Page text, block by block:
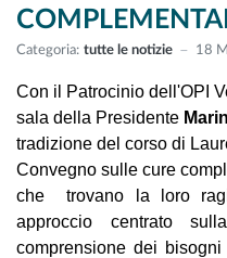
Categoria: tutte le notizie 18
Con il Patrocinio dell'OPI
sala della Presidente
tradizione del corso di
Convegno sulle cure
che trovano la loro
approccio centrato
comprensione dei